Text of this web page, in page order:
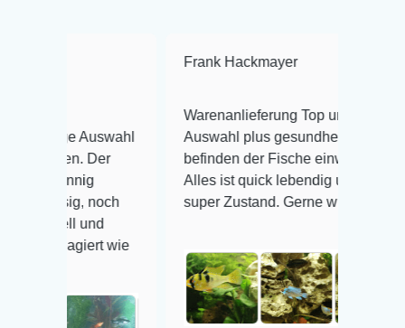
Auswahl
noch
reagiert wie
Frank Hackmayer ★★★★
Warenanlieferung Top und die
Auswahl plus gesundheitliches
befinden der Fische einwandfrei.
Alles ist quick lebendig und im
super Zustand. Gerne wieder 😃